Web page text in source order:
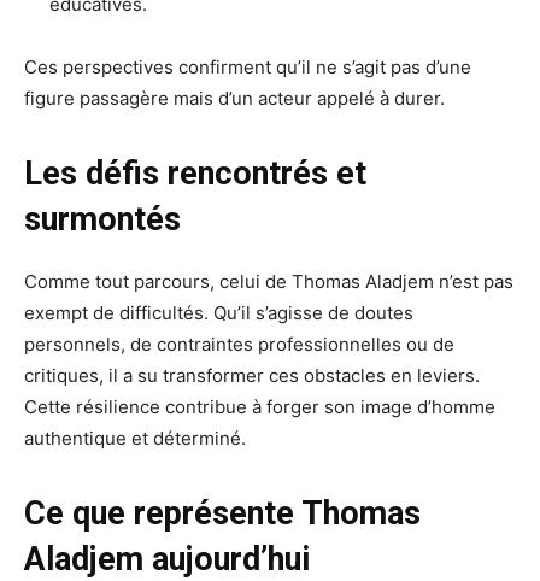
éducatives.
Ces perspectives confirment qu’il ne s’agit pas d’une
figure passagère mais d’un acteur appelé à durer.
Les défis rencontrés et
surmontés
Comme tout parcours, celui de Thomas Aladjem n’est pas
exempt de difficultés. Qu’il s’agisse de doutes
personnels, de contraintes professionnelles ou de
critiques, il a su transformer ces obstacles en leviers.
Cette résilience contribue à forger son image d’homme
authentique et déterminé.
Ce que représente Thomas
Aladjem aujourd’hui